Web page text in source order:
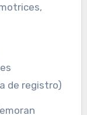
de registro)